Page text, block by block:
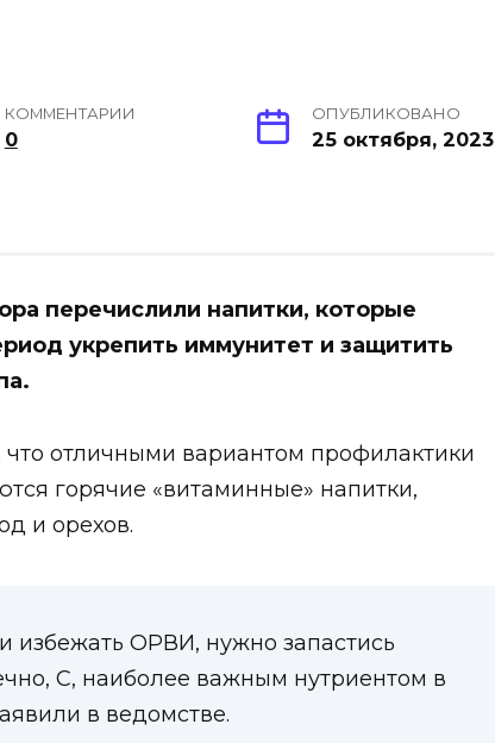
КОММЕНТАРИИ
0
ОПУБЛИКОВАНО
25 октября, 2023
перечислили напитки, которые
укрепить иммунитет и защитить
отличными вариантом профилактики
горячие «витаминные» напитки,
и орехов.
избежать ОРВИ, нужно запастись
С, наиболее важным нутриентом в
в ведомстве.